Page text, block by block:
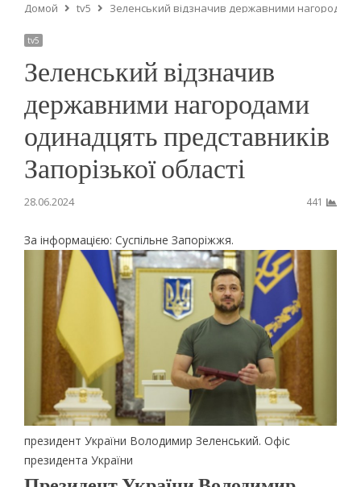
Домой tv5 Зеленський відзначив державними нагородами
tv5
Зеленський відзначив
державними нагородами
одинадцять представників
Запорізької області
28.06.2024 441
За інформацією: Суспільне Запоріжжя.
президент України Володимир Зеленський. Офіс
президента України